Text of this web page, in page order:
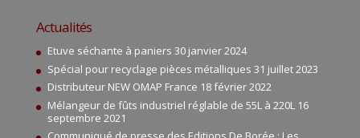
Actualités
Etuve séchante à paniers 30 janvier 2024
Spécial pour recyclage pièces métalliques 31 juillet 2023
Distributeur NEW OMAP France 18 février 2022
Mélangeur de fûts industriel réglable de 55L à 220L 16
septembre 2021